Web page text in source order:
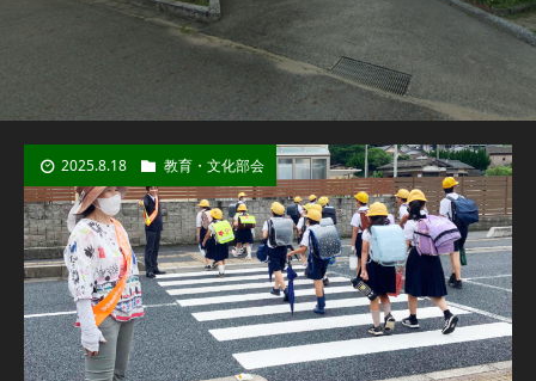
2025.8.18 教育・文化部会